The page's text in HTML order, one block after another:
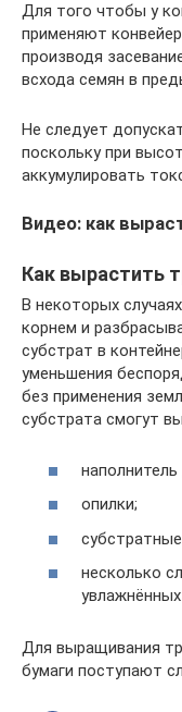
Для того чтобы у
применяют
производя
всхода семян в
Не следует
поскольку при
аккумулировать
Видео: как
Как вырастить
В некоторых
корнем и
субстрат в
уменьшения
без применения
субстрата смогут
опилки;
несколько
Для выращивания
бумаги поступают